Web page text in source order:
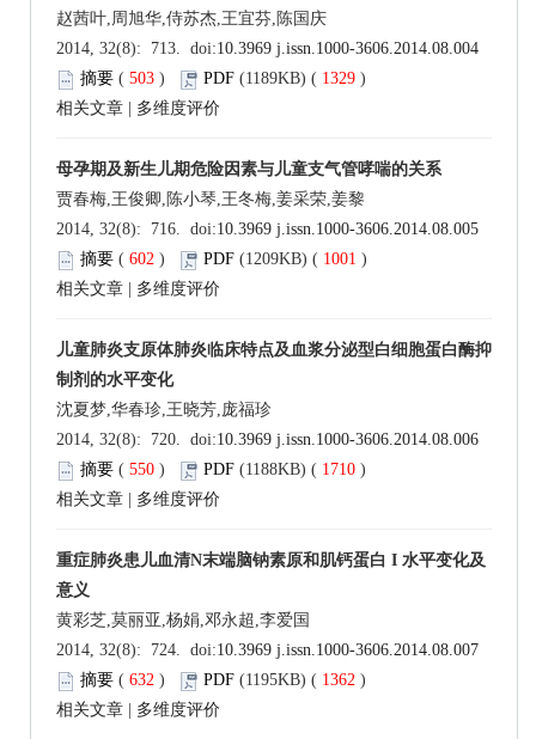
赵茜叶,周旭华,侍苏杰,王宜芬,陈国庆
2014, 32(8): 713. doi:10.3969 j.issn.1000-3606.2014.08.004
摘要 ( 503 ) PDF (1189KB) ( 1329 )
相关文章
多维度评价
母孕期及新生儿期危险因素与儿童支气管哮喘的关系
贾春梅,王俊卿,陈小琴,王冬梅,姜采荣,姜黎
2014, 32(8): 716. doi:10.3969 j.issn.1000-3606.2014.08.005
摘要 ( 602 ) PDF (1209KB) ( 1001 )
相关文章
多维度评价
儿童肺炎支原体肺炎临床特点及血浆分泌型白细胞蛋白酶抑
制剂的水平变化
沈夏梦,华春珍,王晓芳,庞福珍
2014, 32(8): 720. doi:10.3969 j.issn.1000-3606.2014.08.006
摘要 ( 550 ) PDF (1188KB) ( 1710 )
相关文章
多维度评价
重症肺炎患儿血清N末端脑钠素原和肌钙蛋白 I 水平变化及
意义
黄彩芝,莫丽亚,杨娟,邓永超,李爱国
2014, 32(8): 724. doi:10.3969 j.issn.1000-3606.2014.08.007
摘要 ( 632 ) PDF (1195KB) ( 1362 )
相关文章
多维度评价